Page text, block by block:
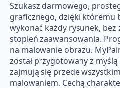
Szukasz darmowego,
graficznego, dzięki któremu
wykonać każdy rysunek, bez
stopień zaawansowania.
na malowanie obrazu.
został przygotowany z
zajmują się przede
malowaniem. Cechą